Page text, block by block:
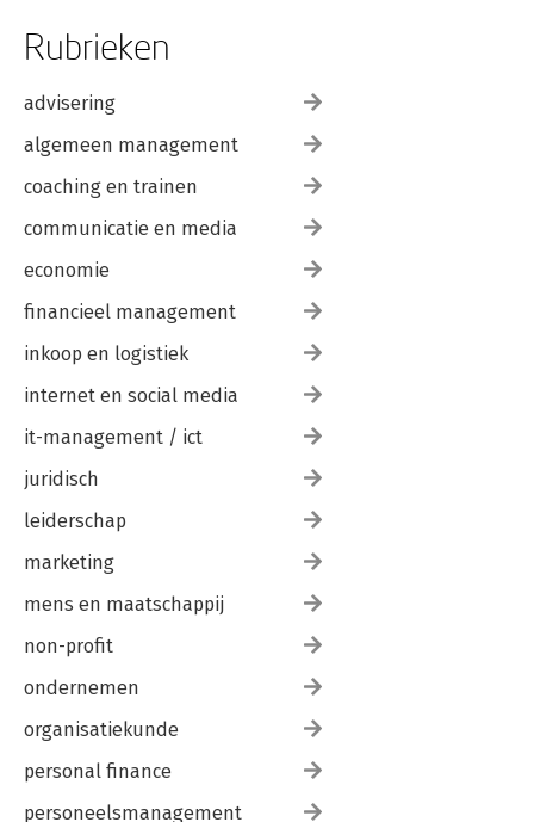
Rubrieken
advisering
algemeen management
coaching en trainen
communicatie en media
economie
financieel management
inkoop en logistiek
internet en social media
it-management / ict
juridisch
leiderschap
marketing
mens en maatschappij
non-profit
ondernemen
organisatiekunde
personal finance
personeelsmanagement